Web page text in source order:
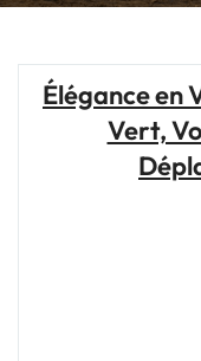
Élégance en
Vert,